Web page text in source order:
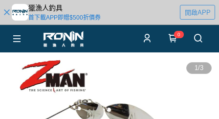
獵漁人釣具
首下載APP即贈$500折價券
開啟APP
0
1/3